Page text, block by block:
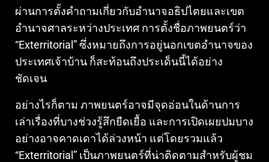
ผ่านการตั้งคำถามเกี่ยวกับอำนาจอธิปไตยและเขต
อำนาจศาลระหว่างประเทศ การตั้งชื่อภาพยนตร์ว่า
“Exterritorial” ซึ่งหมายถึงการอยู่นอกเขตอำนาจของ
ประเทศเจ้าบ้าน ก็สะท้อนถึงประเด็นนี้ได้อย่าง
ชัดเจน
อย่างไรก็ตาม ภาพยนตร์อาจมีจุดอ่อนในด้านการ
เล่าเรื่องที่บางช่วงรู้สึกยืดเยื้อ และการเปิดเผยปมบาง
อย่างอาจคาดเดาได้ล่วงหน้า แต่โดยรวมแล้ว
“Exterritorial” เป็นภาพยนตร์ที่น่าติดตามสำหรับผู้ชม